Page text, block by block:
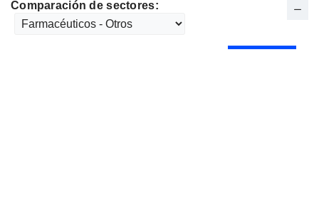
Comparación de sectores: